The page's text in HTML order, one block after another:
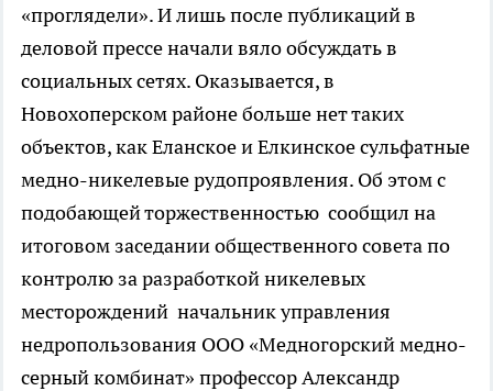
«проглядели». И лишь после публикаций в
деловой прессе начали вяло обсуждать в
социальных сетях. Оказывается, в
Новохоперском районе больше нет таких
объектов, как Еланское и Елкинское сульфатные
медно-никелевые рудопроявления. Об этом с
подобающей торжественностью сообщил на
итоговом заседании общественного совета по
контролю за разработкой никелевых
месторождений начальник управления
недропользования ООО «Медногорский медно-
серный комбинат» профессор Александр